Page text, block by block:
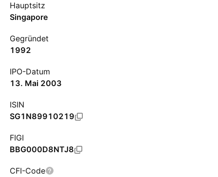
Hauptsitz
Singapore
Gegründet
1992
IPO-Datum
13. Mai 2003
ISIN
SG1N89910219
FIGI
BBG000D8NTJ8
CFI-Code